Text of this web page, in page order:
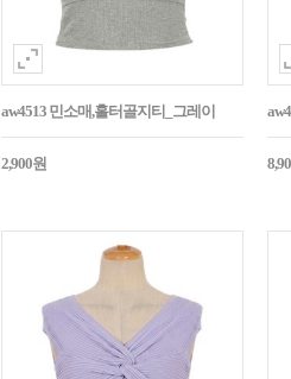
aw4513 민소매,홀터골지티_그레이
2,900원